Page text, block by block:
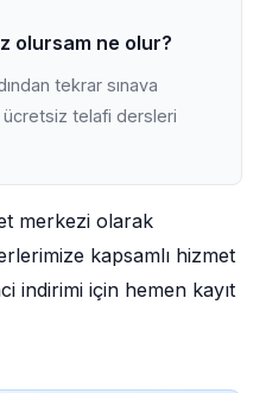
olursam ne olur?
tekrar sınava
telafi dersleri
merkezi olarak
kapsamlı hizmet
indirimi için hemen kayıt